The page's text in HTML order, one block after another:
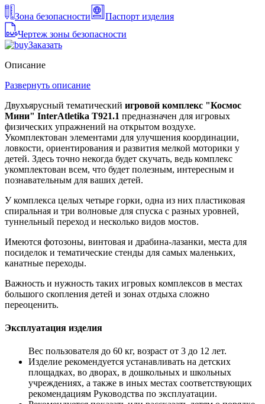
Зона безопасности
Паспорт изделия
Чертеж зоны безопасности
Заказать
Описание
Развернуть описание
Двухъярусный тематический игровой комплекс "Космос
Мини" InterAtletika T921.1 предназначен для игровых
физических упражнений на открытом воздухе.
Укомплектован элементами для улучшения координации,
ловкости, ориентирования и развития мелкой моторики у
детей. Здесь точно некогда будет скучать, ведь комплекс
укомплектован всем, что будет полезным, интересным и
познавательным для ваших детей.
У комплекса целых четыре горки, одна из них пластиковая
спиральная и три волновые для спуска с разных уровней,
туннельный переход и несколько видов мостов.
Имеются фотозоны, винтовая и драбина-лазанки, места для
посиделок и тематические стенды для самых маленьких,
канатные переходы.
Важность и нужность таких игровых комплексов в местах
большого скопления детей и зонах отдыха сложно
переоценить.
Эксплуатация изделия
Вес пользователя до 60 кг, возраст от 3 до 12 лет.
Изделие рекомендуется устанавливать на детских
площадках, во дворах, в дошкольных и школьных
учреждениях, а также в иных местах соответствующих
рекомендациям Руководства по эксплуатации.